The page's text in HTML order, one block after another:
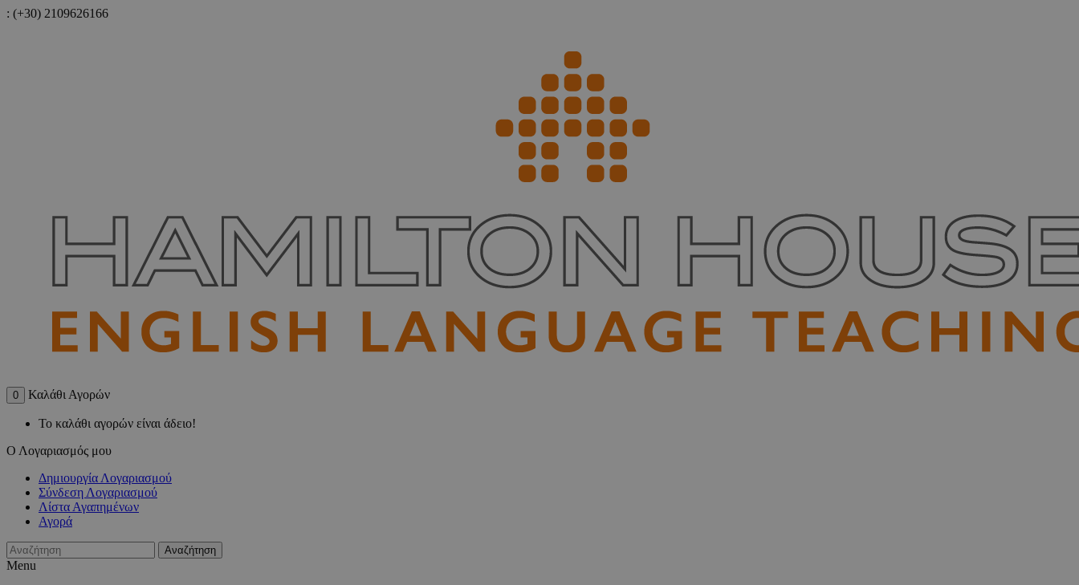
: (+30) 2109626166
0 Καλάθι Αγορών
Το καλάθι αγορών είναι άδειο!
Ο Λογαριασμός μου
Δημιουργία Λογαριασμού
Σύνδεση Λογαριασμού
Λίστα Αγαπημένων
Αγορά
Αναζήτηση
Menu